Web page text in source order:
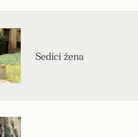
Sedící žena